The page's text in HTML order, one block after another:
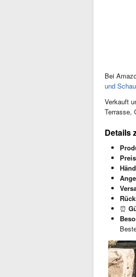
Bei
und
Verkauft
Terrasse,
Details
⏰